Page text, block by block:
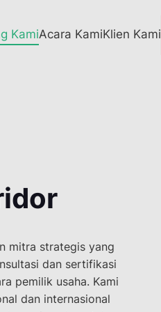
KamiAcara KamiKlien Kami
mitra strategis yang
dan sertifikasi
pemilik usaha. Kami
dan internasional